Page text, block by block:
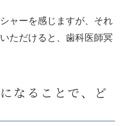
ャーを感じますが、それ
ただけると、歯科医師冥
なることで、ど